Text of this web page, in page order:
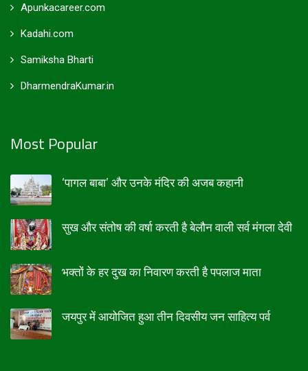
Apunkacareer.com
Kadahi.com
Samiksha Bharti
DharmendraKumar.in
Most Popular
‘पागल बाबा’ और उनके मंदिर की अजब कहानी
सुख और संतोष की वर्षा करती है बेलौन वाली सर्व मंगला देवी
भक्तों के हर दुख का निवारण करती है पपलाज माता
जयपुर में आयोजित हुआ तीन दिवसीय जन साहित्य पर्व